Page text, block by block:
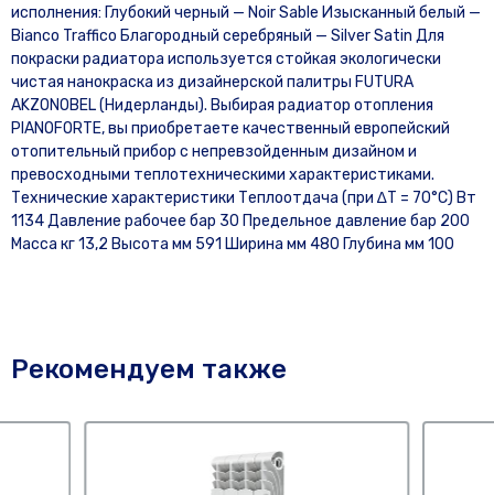
исполнения: Глубокий черный — Noir Sable Изысканный белый —
Bianco Traffico Благородный серебряный — Silver Satin Для
покраски радиатора используется стойкая экологически
чистая нанокраска из дизайнерской палитры FUTURA
AKZONOBEL (Нидерланды). Выбирая радиатор отопления
PIANOFORTE, вы приобретаете качественный европейский
отопительный прибор с непревзойденным дизайном и
превосходными теплотехническими характеристиками.
Технические характеристики Теплоотдача (при ∆T = 70°C) Вт
1134 Давление рабочее бар 30 Предельное давление бар 200
Масса кг 13,2 Высота мм 591 Ширина мм 480 Глубина мм 100
Рекомендуем также